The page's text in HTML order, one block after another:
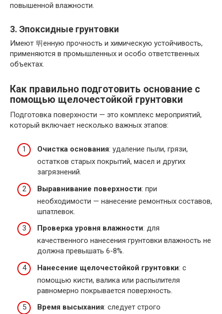
повышенной влажности.
3. Эпоксидные грунтовки
Имеют 뛰енную прочность и химическую устойчивость,
применяются в промышленных и особо ответственных
объектах.
Как правильно подготовить основание с
помощью щелочестойкой грунтовки
Подготовка поверхности — это комплекс мероприятий,
который включает несколько важных этапов:
Очистка основания: удаление пыли, грязи,
остатков старых покрытий, масел и других
загрязнений.
Выравнивание поверхности: при
необходимости — нанесение ремонтных составов,
шпатлевок.
Проверка уровня влажности: для
качественного нанесения грунтовки влажность не
должна превышать 6-8%.
Нанесение щелочестойкой грунтовки: с
помощью кисти, валика или распылителя
равномерно покрывается поверхность.
Время высыхания: следует строго